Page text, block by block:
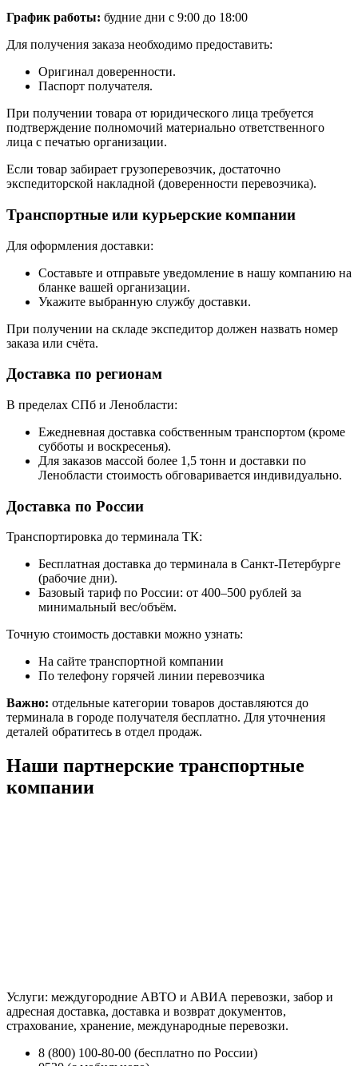
График работы: будние дни с 9:00 до 18:00
Для получения заказа необходимо предоставить:
Оригинал доверенности.
Паспорт получателя.
При получении товара от юридического лица требуется
подтверждение полномочий материально ответственного
лица с печатью организации.
Если товар забирает грузоперевозчик, достаточно
экспедиторской накладной (доверенности перевозчика).
Транспортные или курьерские компании
Для оформления доставки:
Составьте и отправьте уведомление в нашу компанию на
бланке вашей организации.
Укажите выбранную службу доставки.
При получении на складе экспедитор должен назвать номер
заказа или счёта.
Доставка по регионам
В пределах СПб и Ленобласти:
Ежедневная доставка собственным транспортом (кроме
субботы и воскресенья).
Для заказов массой более 1,5 тонн и доставки по
Ленобласти стоимость обговаривается индивидуально.
Доставка по России
Транспортировка до терминала ТК:
Бесплатная доставка до терминала в Санкт-Петербурге
(рабочие дни).
Базовый тариф по России: от 400–500 рублей за
минимальный вес/объём.
Точную стоимость доставки можно узнать:
На сайте транспортной компании
По телефону горячей линии перевозчика
Важно: отдельные категории товаров доставляются до
терминала в городе получателя бесплатно. Для уточнения
деталей обратитесь в отдел продаж.
Наши партнерские транспортные
компании
Услуги: междугородние АВТО и АВИА перевозки, забор и
адресная доставка, доставка и возврат документов,
страхование, хранение, международные перевозки.
8 (800) 100-80-00 (бесплатно по России)